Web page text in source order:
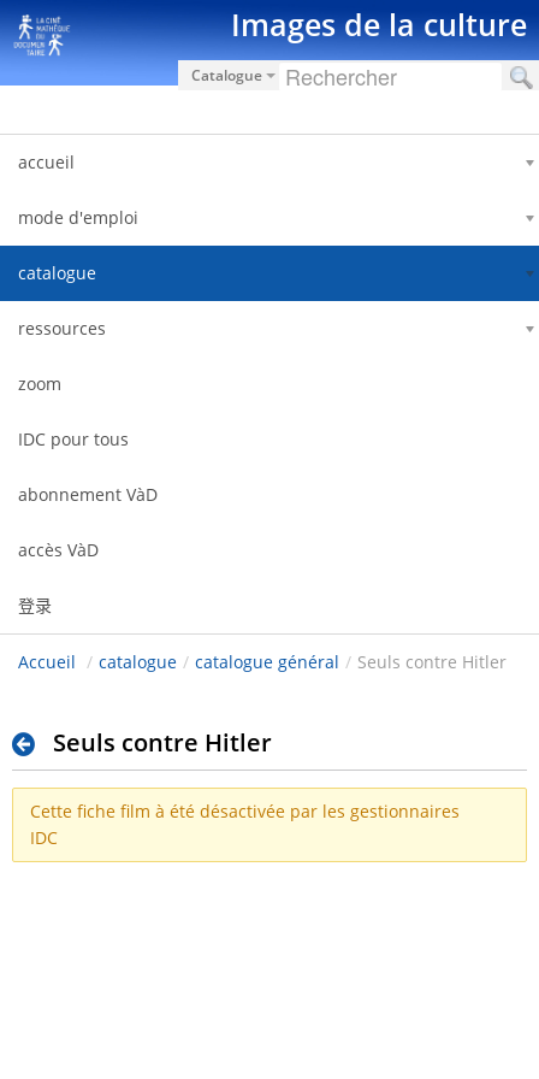
跳转到内容 Images de la culture
Catalogue
accueil
mode d'emploi
catalogue
ressources
zoom
IDC pour tous
abonnement VàD
accès VàD
登录
Accueil / catalogue / catalogue général / Seuls contre Hitler
Seuls contre Hitler
Cette fiche film à été désactivée par les gestionnaires
IDC